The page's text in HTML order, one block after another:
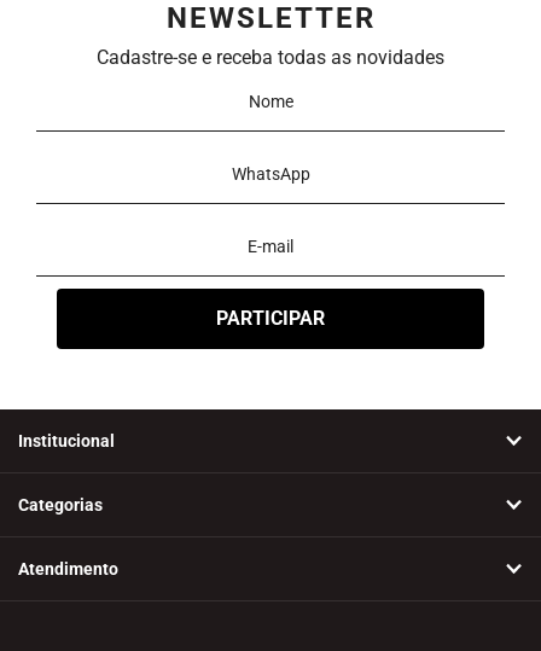
NEWSLETTER
Cadastre-se e receba todas as novidades
Institucional
Categorias
Atendimento